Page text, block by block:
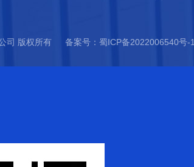
司 版权所有 备案号： 蜀ICP备2022006540号-1